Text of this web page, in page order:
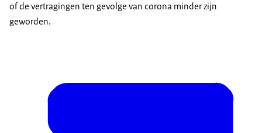
of de vertragingen ten gevolge van corona minder zijn
geworden.